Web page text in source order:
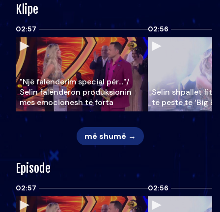
Klipe
02:57
"Një falenderim special për…"/
Selin falënderon produksionin
mes emocionesh të forta
02:56
Selin shpallet
të pestë të ‘Big
më shumë →
Episode
02:57 02:56